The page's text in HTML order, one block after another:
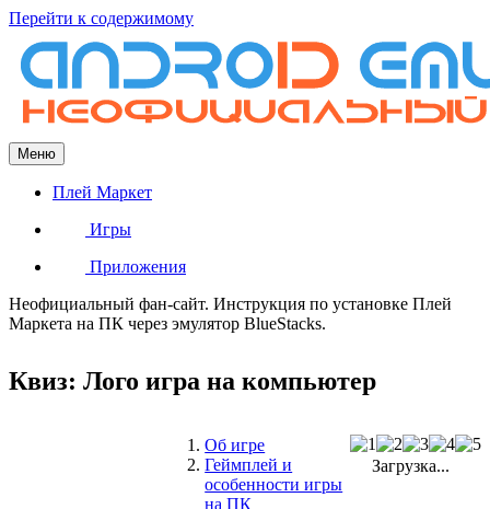
Перейти к содержимому
Меню
Плей Маркет
Игры
Приложения
Неофициальный фан-сайт. Инструкция по установке Плей
Маркета на ПК через эмулятор BlueStacks.
Квиз: Лого игра на компьютер
Загрузка...
Об игре
Геймплей и
особенности игры
на ПК